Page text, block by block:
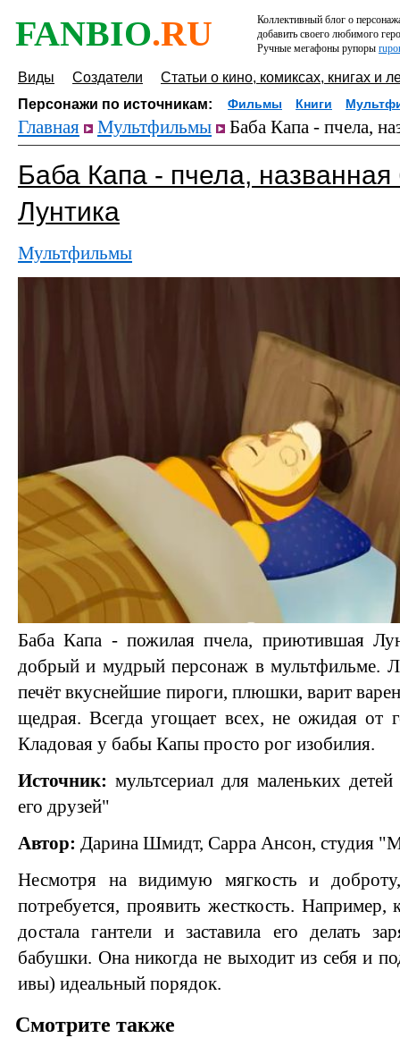
FANBIO.RU
Коллективный блог о
добавить своего любимого
Ручные мегафоны рупоры
Виды Создатели
Статьи о кино, комиксах, книгах и
Персонажи по источникам:
Фильмы Книги
Главная Мультфильмы Баба Капа - пчела,
Баба Капа - пчела,
Лунтика
Мультфильмы
Баба Капа - пожилая пчела, приютившая
добрый и мудрый персонаж в мультфильме.
печёт вкуснейшие пироги, плюшки, варит
щедрая. Всегда угощает всех, не ожидая от
Кладовая у бабы Капы просто рог изобилия.
Источник: мультсериал для маленьких
его друзей"
Автор: Дарина Шмидт, Сарра Ансон, студия
Несмотря на видимую мягкость и
потребуется, проявить жесткость. Например,
достала гантели и заставила его делать
бабушки. Она никогда не выходит из себя и
ивы) идеальный порядок.
Смотрите также